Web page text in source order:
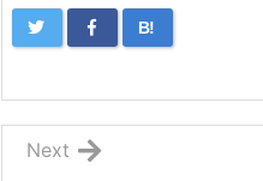
B!
Next